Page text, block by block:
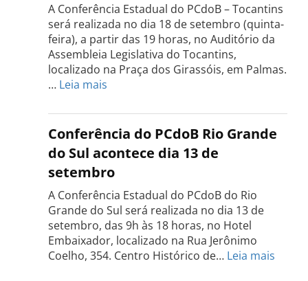
A Conferência Estadual do PCdoB – Tocantins
será realizada no dia 18 de setembro (quinta-
feira), a partir das 19 horas, no Auditório da
Assembleia Legislativa do Tocantins,
localizado na Praça dos Girassóis, em Palmas.
… Leia mais
Estadual
do
PCdoB
Tocantins
será
realizada
dia
18
de
setembro
Conferência do PCdoB Rio Grande
do Sul acontece dia 13 de
setembro
A Conferência Estadual do PCdoB do Rio
Grande do Sul será realizada no dia 13 de
setembro, das 9h às 18 horas, no Hotel
Embaixador, localizado na Rua Jerônimo
Coelho, 354. Centro Histórico de… Leia mais